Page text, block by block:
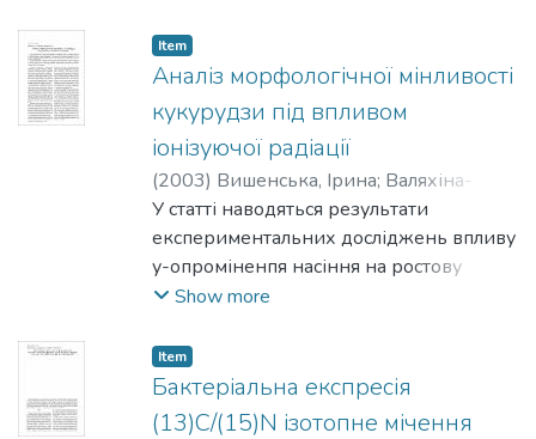
умов, за яких зменшення витрат
та підвищення
конкурентоспроможності фірми може
бути досягнуто завдяки впровадженню
стратегій
охорони навколишнього середовища. Υ
роботі аналізується, яким чином шанси
певної фірми в досягненні
фінансового успіху від інвестицій у
раціональне використання природних
фірми на ринку та її організаційних
можливостей.
Item
Аналіз морфологічної мінливості
кукурудзи під впливом
іонізуючої радіації
(2003) Вишенська, Ірина; Валяхіна-
Конькова, О.
У статті наводяться результати
експериментальних досліджень впливу
у-опроміненпя насіння на ростову
реакцію рослин. Було проведено аналіз
як довжина листків та коренів
двотижневих проростків кукурудзи,
отриманих з насіння, опроміненого в
Show more
Item
Бактеріальна експресія
(13)C/(15)N ізотопне мічення